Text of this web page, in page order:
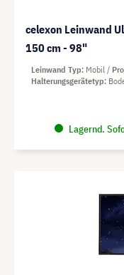
celexon Leinwand
150 cm - 98"
Lagernd.
Leinwand Typ Mobil
Halterungsgerätetyp